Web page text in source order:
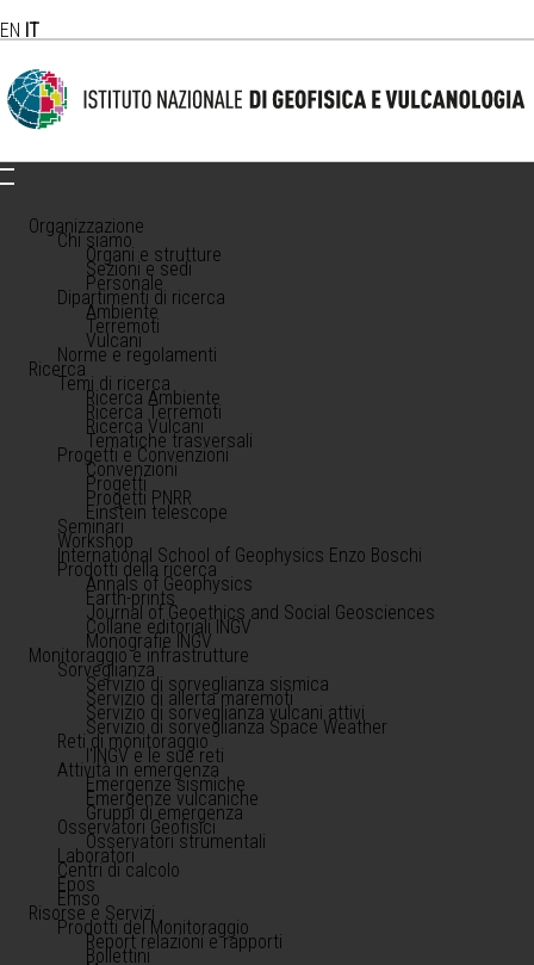
EN IT
Organizzazione
Chi siamo
Organi e strutture
Sezioni e sedi
Personale
Dipartimenti di ricerca
Ambiente
Terremoti
Vulcani
Norme e regolamenti
Ricerca
Temi di ricerca
Ricerca Ambiente
Ricerca Terremoti
Ricerca Vulcani
Tematiche trasversali
Progetti e Convenzioni
Convenzioni
Progetti
Progetti PNRR
Einstein telescope
Seminari
Workshop
International School of Geophysics Enzo Boschi
Prodotti della ricerca
Annals of Geophysics
Earth-prints
Journal of Geoethics and Social Geosciences
Collane editoriali INGV
Monografie INGV
Monitoraggio e infrastrutture
Sorveglianza
Servizio di sorveglianza sismica
Servizio di allerta maremoti
Servizio di sorveglianza vulcani attivi
Servizio di sorveglianza Space Weather
Reti di monitoraggio
l'INGV e le sue reti
Attività in emergenza
Emergenze sismiche
Emergenze vulcaniche
Gruppi di emergenza
Osservatori Geofisici
Osservatori strumentali
Laboratori
Centri di calcolo
Epos
Emso
Risorse e Servizi
Prodotti del Monitoraggio
Report relazioni e rapporti
Bollettini